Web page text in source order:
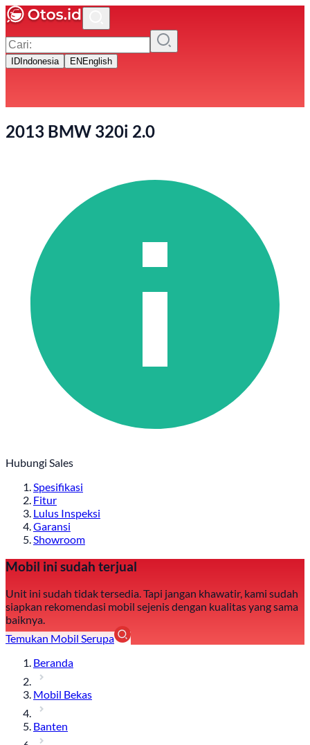
ID Indonesia EN English
2013 BMW 320i 2.0
Hubungi Sales
Spesifikasi
Fitur
Lulus Inspeksi
Garansi
Showroom
Mobil ini sudah terjual
Unit ini sudah tidak tersedia. Tapi jangan khawatir, kami sudah
siapkan rekomendasi mobil sejenis dengan kualitas yang sama
baiknya.
Temukan Mobil Serupa
Beranda
Mobil Bekas
Banten